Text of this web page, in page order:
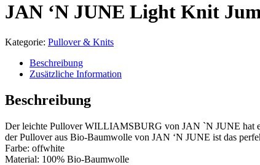
JAN ‘N JUNE Light Knit
Kategorie: Pullover & Knits
Beschreibung
Zusätzliche Information
Beschreibung
Der leichte Pullover WILLIAMSBURG von JAN `N JUNE hat
der Pullover aus Bio-Baumwolle von JAN ‘N JUNE ist das
Farbe: offwhite
Material: 100% Bio-Baumwolle